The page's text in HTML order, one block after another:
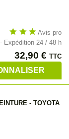
star star star Avis pro
Expédition 24 / 48 h
Prix
32,90 € TTC
- TOYOTA